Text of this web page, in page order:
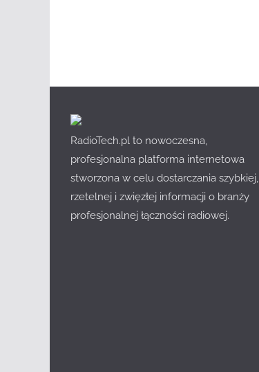
RadioTech.pl to nowoczesna,
profesjonalna platforma internetowa
stworzona w celu dostarczania szybkiej,
rzetelnej i zwięzłej informacji o branży
profesjonalnej łączności radiowej.